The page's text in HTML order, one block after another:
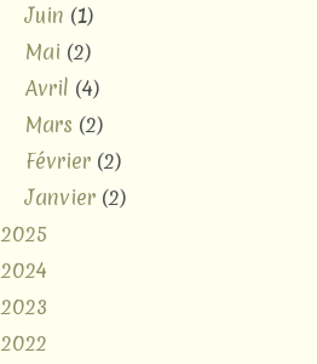
Juin (1)
Mai (2)
Avril (4)
Mars (2)
Février (2)
Janvier (2)
2025
2024
2023
2022